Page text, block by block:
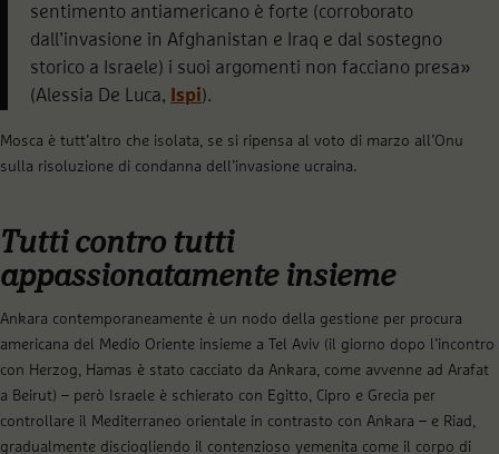
sentimento antiamericano è forte (corroborato
dall’invasione in Afghanistan e Iraq e dal sostegno
storico a Israele) i suoi argomenti non facciano presa»
(Alessia De Luca,
Ispi).
Mosca è tutt’altro che isolata, se si ripensa al voto di marzo all’Onu
sulla risoluzione di condanna dell’invasione ucraina.
Tutti contro tutti
appassionatamente insieme
Ankara contemporaneamente è un nodo della gestione per procura
americana del Medio Oriente insieme a Tel Aviv (il giorno dopo l’incontro
con Herzog, Hamas è stato cacciato da Ankara, come avvenne ad Arafat
a Beirut) – però Israele è schierato con Egitto, Cipro e Grecia per
controllare il Mediterraneo orientale in contrasto con Ankara – e Riad,
gradualmente disciogliendo il contenzioso yemenita come il corpo di